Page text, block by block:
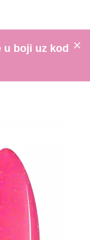
u boji uz kod